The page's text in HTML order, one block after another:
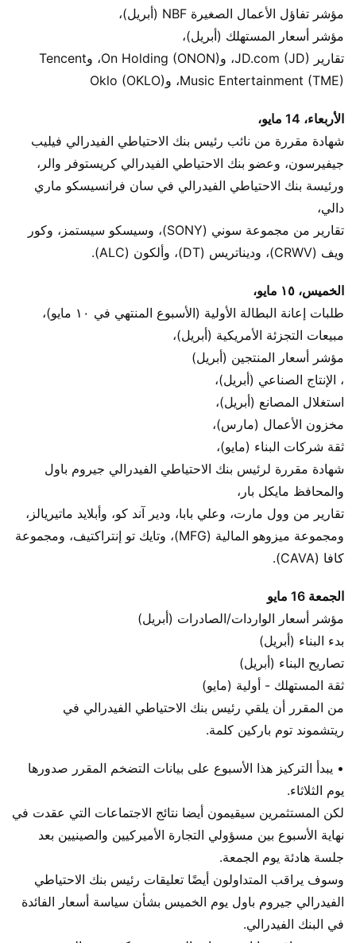
مؤشر تفاؤل الأعمال الصغيرة NBF (أبريل)،
مؤشر أسعار المستهلك (أبريل)،
تقارير JD.com (JD)، وOn Holding (ONON)، وTencent
Music Entertainment (TME)، وOklo (OKLO)
الأربعاء، 14 مايو،
شهادة مقررة من نائب رئيس بنك الاحتياطي الفيدرالي فيليب
جيفيرسون، وعضو بنك الاحتياطي الفيدرالي كريستوفر والر،
ورئيسة بنك الاحتياطي الفيدرالي في سان فرانسيسكو ماري
دالي،
تقارير من مجموعة سوني (SONY)، وسيسكو سيستمز، وكور
ويف (CRWV)، وديناتريس (DT)، وألكون (ALC).
الخميس، ١٥ مايو،
طلبات إعانة البطالة الأولية (الأسبوع المنتهي في ١٠ مايو)،
مبيعات التجزئة الأمريكية (أبريل)،
مؤشر أسعار المنتجين (أبريل)
، الإنتاج الصناعي (أبريل)،
استغلال المصانع (أبريل)،
مخزون الأعمال (مارس)،
ثقة شركات البناء (مايو)،
شهادة مقررة لرئيس بنك الاحتياطي الفيدرالي جيروم باول
والمحافظ مايكل بار،
تقارير من وول مارت، وعلي بابا، ودير آند كو، وأبلايد ماتيريالز،
ومجموعة ميزوهو المالية (MFG)، وتايك تو إنتراكتيف، ومجموعة
كافا (CAVA).
الجمعة 16 مايو
مؤشر أسعار الواردات/الصادرات (أبريل)
بدء البناء (أبريل)
تصاريح البناء (أبريل)
ثقة المستهلك - أولية (مايو)
من المقرر أن يلقي رئيس بنك الاحتياطي الفيدرالي في
ريتشموند توم باركين كلمة.
• يبدأ التركيز هذا الأسبوع على بيانات التضخم المقرر صدورها
يوم الثلاثاء.
لكن المستثمرين سيقيمون أيضا نتائج الاجتماعات التي عقدت في
نهاية الأسبوع بين مسؤولي التجارة الأميركيين والصينيين بعد
جلسة هادئة يوم الجمعة.
وسوف يراقب المتداولون أيضًا تعليقات رئيس بنك الاحتياطي
الفيدرالي جيروم باول يوم الخميس بشأن سياسة أسعار الفائدة
في البنك الفيدرالي.